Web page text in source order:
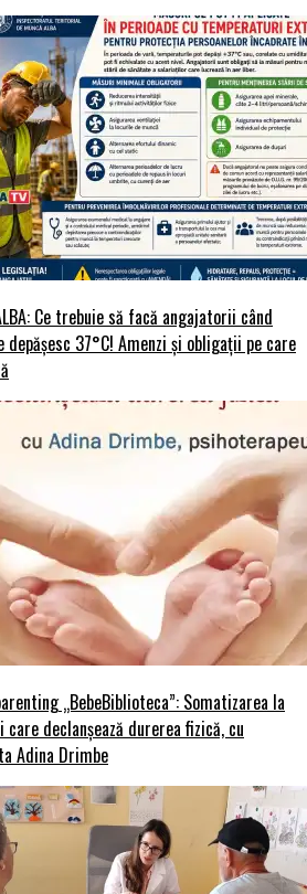
Ce trebuie să facă angajatorii când
37°C! Amenzi și obligații pe care
„BebeBiblioteca”: Somatizarea la
declanșează durerea fizică, cu
Adina Drimbe